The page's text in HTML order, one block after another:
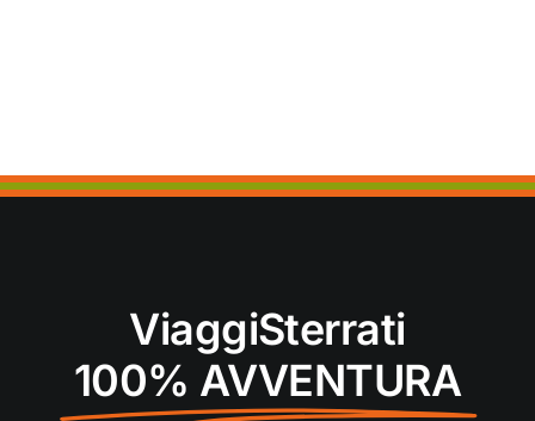
ViaggiSterrati
100% AVVENTURA